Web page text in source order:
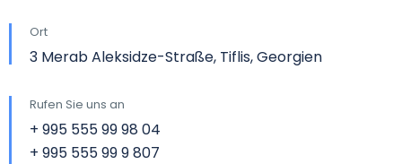
Ort
3 Merab Aleksidze-Straße, Tiflis, Georgien
Rufen Sie uns an
+ 995 555 99 98 04
+ 995 555 99 9 807